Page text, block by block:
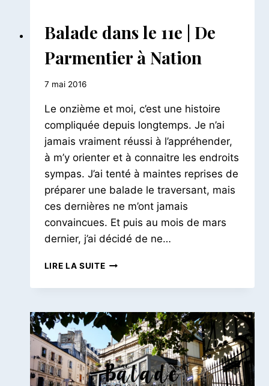
BALADES
PARISIENNES
BALADES
Balade dans le 11e | De
Parmentier à Nation
Par
Petit
Pois
7 mai 2016
Le onzième et moi, c’est une histoire
compliquée depuis longtemps. Je n’ai
jamais vraiment réussi à l’appréhender,
à m’y orienter et à connaitre les endroits
sympas. J’ai tenté à maintes reprises de
préparer une balade le traversant, mais
ces dernières ne m’ont jamais
convaincues. Et puis au mois de mars
dernier, j’ai décidé de ne…
LIRE LA SUITEBALADE
LE
|
DE
PARMENTIER
À
NATION